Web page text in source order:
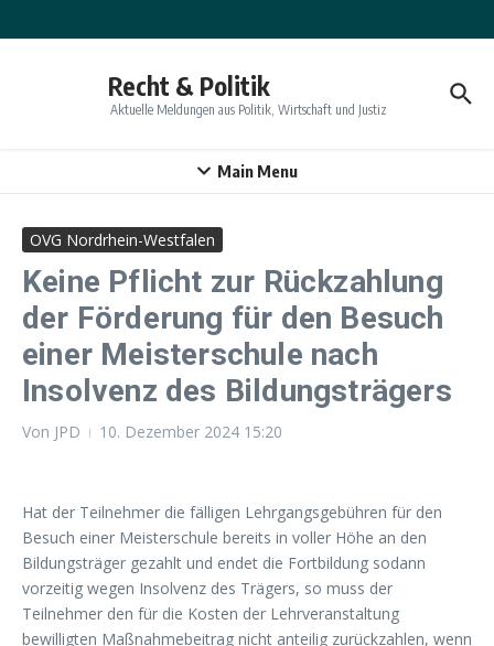
Recht & Politik
Aktuelle Meldungen aus Politik, Wirtschaft und Justiz
Main Menu
OVG Nordrhein-Westfalen
Keine Pflicht zur Rückzahlung
der Förderung für den Besuch
einer Meisterschule nach
Insolvenz des Bildungsträgers
Von JPD 10. Dezember 2024 15:20
Hat der Teilnehmer die fälligen Lehrgangsgebühren für den
Besuch einer Meisterschule bereits in voller Höhe an den
Bildungsträger gezahlt und endet die Fortbildung sodann
vorzeitig wegen Insolvenz des Trägers, so muss der
Teilnehmer den für die Kosten der Lehrveranstaltung
bewilligten Maßnahmebeitrag nicht anteilig zurückzahlen, wenn